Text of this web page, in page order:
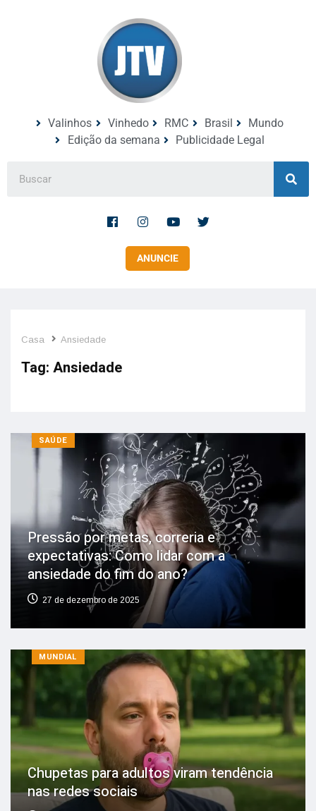
Valinhos Vinhedo RMC Brasil
Mundo
Edição da semana
Publicidade Legal
ANUNCIE
Casa Ansiedade
Tag: Ansiedade
SAÚDE
Pressão por metas, correria e
expectativas: Como lidar com a
ansiedade do fim do ano?
27 de dezembro de 2025
MUNDIAL
Chupetas para adultos viram tendência
nas redes sociais